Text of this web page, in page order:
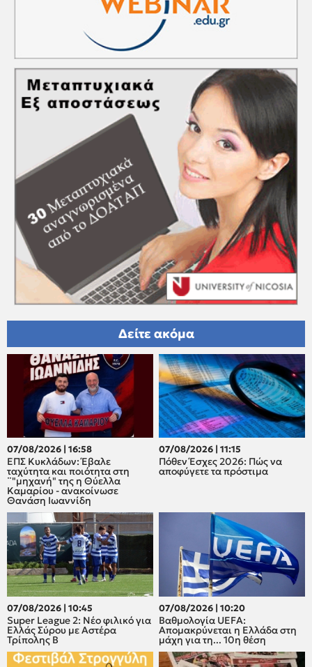
Δείτε ακόμα
07/08/2026 | 16:58
ΕΠΣ Κυκλάδων: Έβαλε
ταχύτητα και ποιότητα στη
¨"μηχανή" της η Θύελλα
Καμαρίου - ανακοίνωσε
Θανάση Ιωαννίδη
07/08/2026 | 11:15
Πόθεν Έσχες 2026: Πώς να
αποφύγετε τα πρόστιμα
07/08/2026 | 10:45
Super League 2: Νέο φιλικό για
Ελλάς Σύρου με Αστέρα
Τρίπολης Β
07/08/2026 | 10:20
Βαθμολογία UEFA:
Απομακρύνεται η Ελλάδα στη
μάχη για τη... 10η θέση